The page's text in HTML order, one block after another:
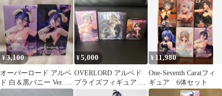
¥3,100
オーバーロード アルベ
ド 白＆黒バニー Ver. フ
ィギュアセット
¥5,000
OVERLORD アルベド
プライズフィギュア 3
点セット
¥ 11,980
One-Seventh Caratフィ
ギュア 6体セット